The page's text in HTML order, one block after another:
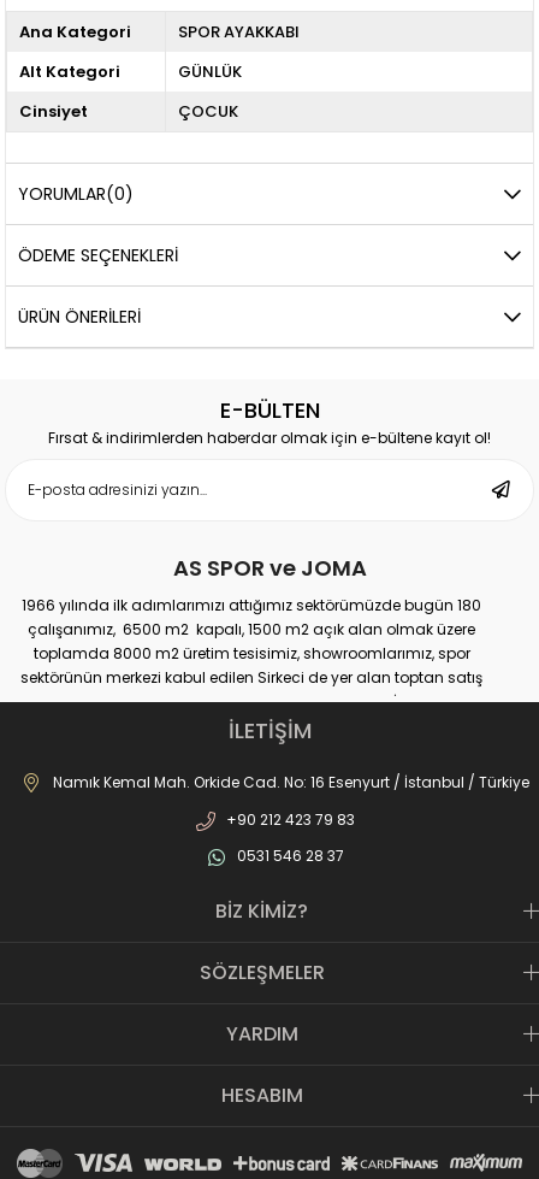
Ana Kategori
SPOR AYAKKABI
Alt Kategori
GÜNLÜK
Cinsiyet
ÇOCUK
YORUMLAR(0)
ÖDEME SEÇENEKLERI
ÜRÜN ÖNERILERI
E-BÜLTEN
Fırsat & indirimlerden haberdar olmak için e-bültene kayıt ol!
AS SPOR ve JOMA
1966 yılında ilk adımlarımızı attığımız sektörümüzde bugün 180
çalışanımız, 6500 m2 kapalı, 1500 m2 açık alan olmak üzere
toplamda 8000 m2 üretim tesisimiz, showroomlarımız, spor
sektörünün merkezi kabul edilen Sirkeci de yer alan toptan satış
mağazamız, Türkiye genelinde yaklaşık 300 bayimiz, İstanbul’da 10
perakande mağazamız, Türkiye’ye hizmet eden e-ticaret sanal
mağazamız ile AS SPOR ailesi günden güne büyüyerek sektöre,
JOMA markası ile de Türkiye'de ülkemize hizmet etmektedir.
İLETİŞİM
Namık Kemal Mah. Orkide Cad. No: 16 Esenyurt / İstanbul / Türkiye
+90 212 423 79 83
0531 546 28 37
BİZ KİMİZ?
SÖZLEŞMELER
YARDIM
HESABIM